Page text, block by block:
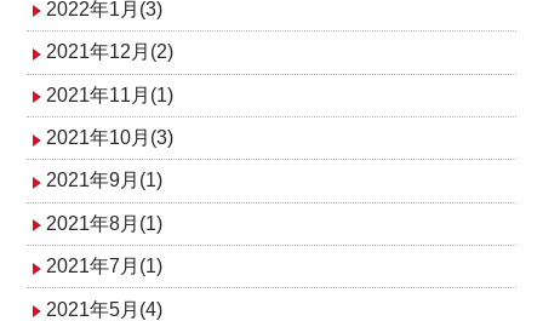
2022年1月(3)
2021年12月(2)
2021年11月(1)
2021年10月(3)
2021年9月(1)
2021年8月(1)
2021年7月(1)
2021年5月(4)